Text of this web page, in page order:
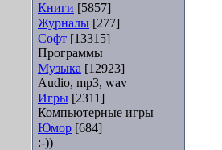
Книги [5857]
Журналы [277]
Софт [13315]
Программы
Музыка [12923]
Audio, mp3, wav
Игры [2311]
Компьютерные игры
Юмор [684]
:-))